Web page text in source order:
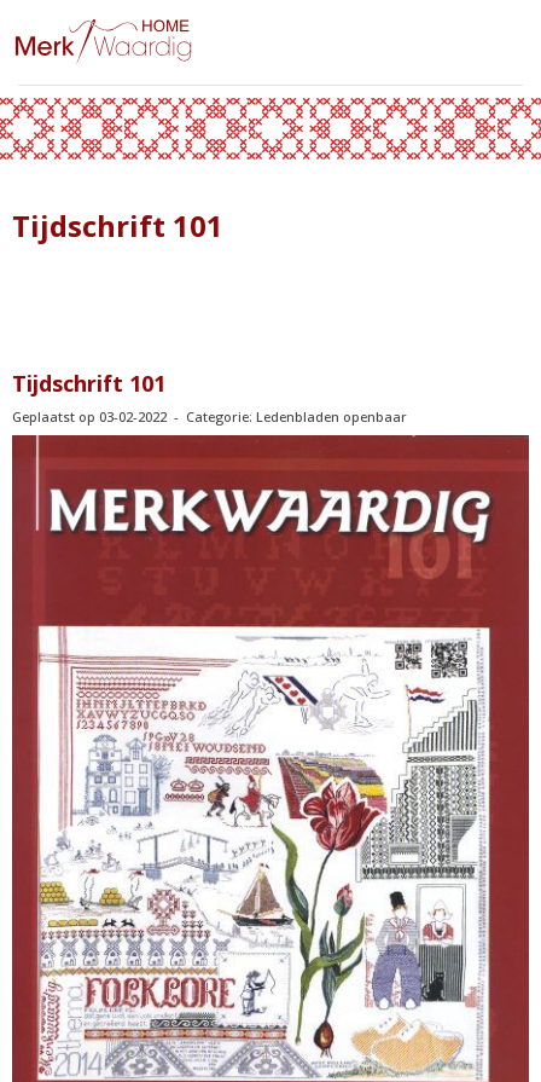
Tijdschrift 101
Tijdschrift 101
Geplaatst op 03-02-2022 - Categorie: Ledenbladen openbaar